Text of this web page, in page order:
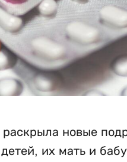
новые
их мать и